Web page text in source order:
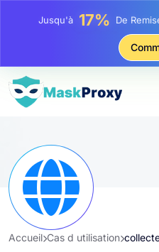
Jusqu'à25%Remise
Remise
Accueil Cas d utilisation